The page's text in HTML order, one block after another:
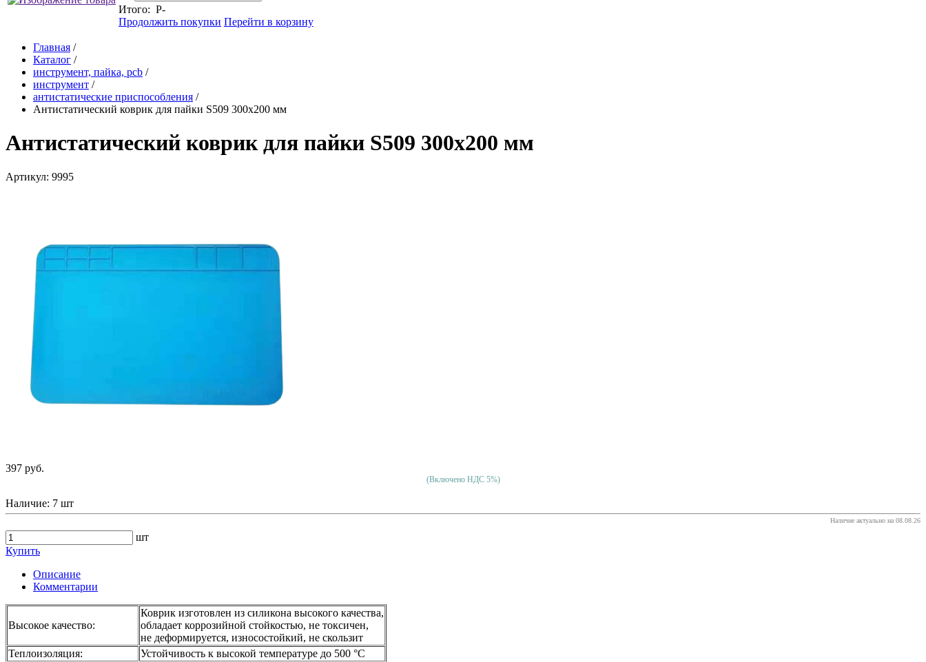
Итого: Р-
Продолжить покупки Перейти в корзину
Главная /
Каталог /
инструмент, пайка, pcb /
инструмент /
антистатические приспособления /
Антистатический коврик для пайки S509 300x200 мм
Антистатический коврик для пайки S509 300x200 мм
Артикул: 9995
397 руб.
(Включено НДС 5%)
Наличие: 7 шт
Наличие актуально на 08.08.26
шт
Купить
Описание
Комментарии
Высокое качество:
Коврик изготовлен из силикона высокого качества,
обладает коррозийной стойкостью, не токсичен,
не деформируется, износостойкий, не скользит
Теплоизоляция:
Устойчивость к высокой температуре до 500 °С